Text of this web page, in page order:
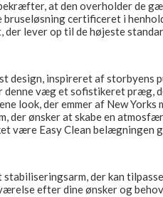
at den overholder de
bruseløsning certificeret i
der lever op til de højeste
design, inspireret af storbyens
væg et sofistikeret præg,
look, der emmer af New Yorks
ønsker at skabe en
være Easy Clean belægningen
der kan
efter dine ønsker og